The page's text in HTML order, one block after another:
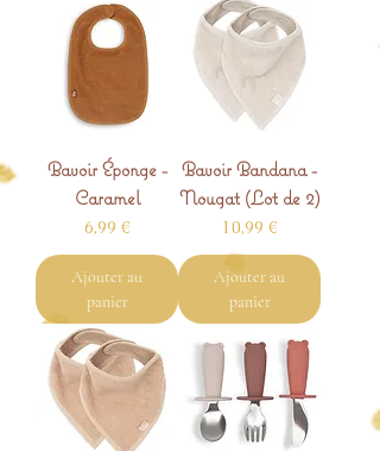
Bavoir Éponge -
Caramel
Prix
6,99 €
Ajouter au
panier
Bavoir Bandana -
Nougat (Lot de 2)
Prix
10,99 €
Ajouter au
panier